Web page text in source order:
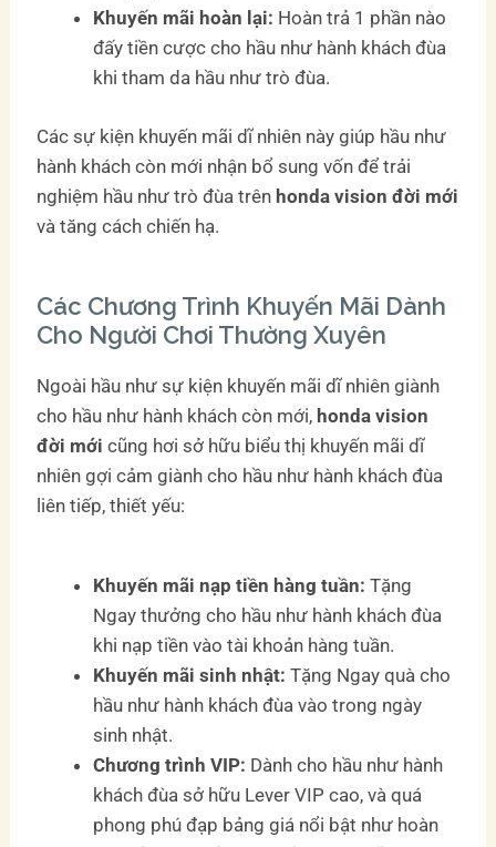
Khuyến mãi hoàn lại: Hoàn trả 1 phần nào
đấy tiền cược cho hầu như hành khách đùa
khi tham da hầu như trò đùa.
Các sự kiện khuyến mãi dĩ nhiên này giúp hầu như
hành khách còn mới nhận bổ sung vốn để trải
nghiệm hầu như trò đùa trên honda vision đời mới
và tăng cách chiến hạ.
Các Chương Trình Khuyến Mãi Dành
Cho Người Chơi Thường Xuyên
Ngoài hầu như sự kiện khuyến mãi dĩ nhiên giành
cho hầu như hành khách còn mới, honda vision
đời mới cũng hơi sở hữu biểu thị khuyến mãi dĩ
nhiên gợi cảm giành cho hầu như hành khách đùa
liên tiếp, thiết yếu:
Khuyến mãi nạp tiền hàng tuần: Tặng
Ngay thưởng cho hầu như hành khách đùa
khi nạp tiền vào tài khoản hàng tuần.
Khuyến mãi sinh nhật: Tặng Ngay quà cho
hầu như hành khách đùa vào trong ngày
sinh nhật.
Chương trình VIP: Dành cho hầu như hành
khách đùa sở hữu Lever VIP cao, và quá
phong phú đạp bảng giá nổi bật như hoàn